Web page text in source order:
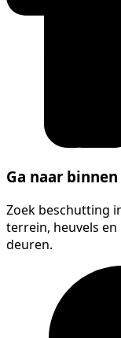
Ga naar binnen
Zoek beschutting
terrein, heuvels
deuren.